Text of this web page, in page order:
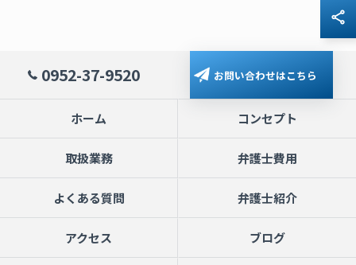
0952-37-9520 お問い合わせはこちら
ホーム コンセプト
取扱業務 弁護士費用
よくある質問 弁護士紹介
アクセス ブログ